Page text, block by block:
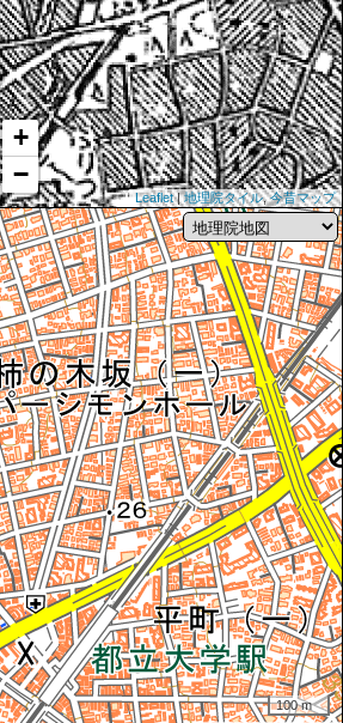
+
−
Leaflet|地理院タイル,今昔マップ
100 m